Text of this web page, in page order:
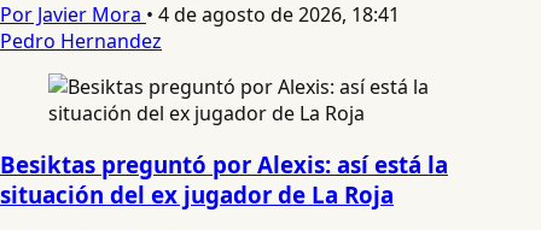
Por Javier Mora • 4 de agosto de 2026, 18:41
Pedro Hernandez
Besiktas preguntó por Alexis: así está la
situación del ex jugador de La Roja